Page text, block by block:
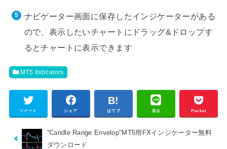
ナビゲーター画面に保存したインジケーターがある
ので、表示したいチャートにドラッグ&ドロップす
るとチャートに表示できます
MT5 Indicators
ツイート シェア はてブ 送る Pocket
“Candle Range Envelop"MT5用FXインジケーター無料
ダウンロード